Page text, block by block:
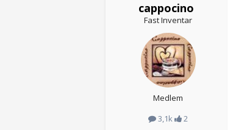
cappocino
Fast Inventar
Medlem
3,1k
2